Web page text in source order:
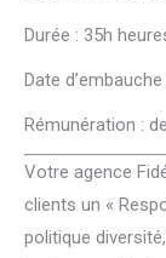
Durée : 35h
Date d’embauche
Rémunération :
Votre agence
clients un «
politique